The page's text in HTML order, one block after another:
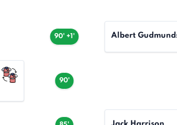
90' +1' Albert
90'